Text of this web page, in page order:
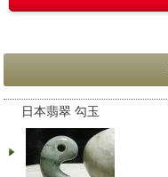
日本翡翠 勾玉